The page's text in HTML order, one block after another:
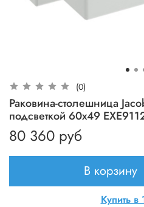
(0)
Раковина-столешница
подсветкой 60x49
80 360 руб
В корзину
Купить в